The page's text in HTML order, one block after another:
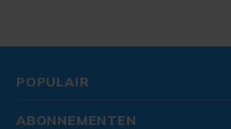
POPULAIR
ABONNEMENTEN